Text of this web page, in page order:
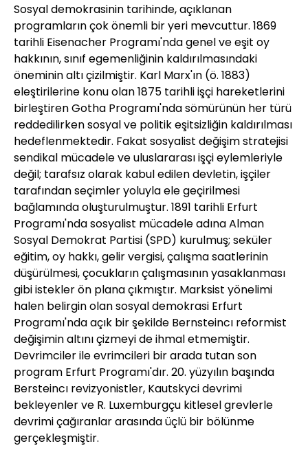
Sosyal demokrasinin tarihinde, açıklanan
programların çok önemli bir yeri mevcuttur. 1869
tarihli Eisenacher Programı'nda genel ve eşit oy
hakkının, sınıf egemenliğinin kaldırılmasındaki
öneminin altı çizilmiştir. Karl Marx'ın (ö. 1883)
eleştirilerine konu olan 1875 tarihli işçi hareketlerini
birleştiren Gotha Programı'nda sömürünün her türü
reddedilirken sosyal ve politik eşitsizliğin kaldırılması
hedeflenmektedir. Fakat sosyalist değişim stratejisi
sendikal mücadele ve uluslararası işçi eylemleriyle
değil; tarafsız olarak kabul edilen devletin, işçiler
tarafından seçimler yoluyla ele geçirilmesi
bağlamında oluşturulmuştur. 1891 tarihli Erfurt
Programı'nda sosyalist mücadele adına Alman
Sosyal Demokrat Partisi (SPD) kurulmuş; seküler
eğitim, oy hakkı, gelir vergisi, çalışma saatlerinin
düşürülmesi, çocukların çalışmasının yasaklanması
gibi istekler ön plana çıkmıştır. Marksist yönelimi
halen belirgin olan sosyal demokrasi Erfurt
Programı'nda açık bir şekilde Bernsteincı reformist
değişimin altını çizmeyi de ihmal etmemiştir.
Devrimciler ile evrimcileri bir arada tutan son
program Erfurt Programı'dır. 20. yüzyılın başında
Bersteincı revizyonistler, Kautskyci devrimi
bekleyenler ve R. Luxemburgçu kitlesel grevlerle
devrimi çağıranlar arasında üçlü bir bölünme
gerçekleşmiştir.